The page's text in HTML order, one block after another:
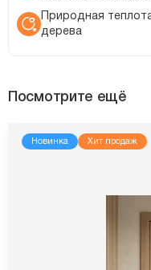
Природная
дерева
Посмотрите ещё
Новинка Хит продаж